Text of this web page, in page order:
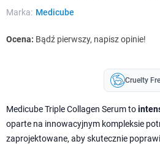
Marka: Medicube
Ocena: Bądź pierwszy, napisz opinie!
Cruelty
Medicube Triple Collagen Serum to
oparte na innowacyjnym kompleksie
zaprojektowane, aby skutecznie